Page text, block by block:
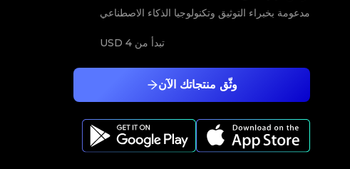
وثّق منتجاتك الآن
مدعومة بخبراء التوثيق وتكنولوجيا الذكاء الاصطناعي
تبدأ من 4 USD